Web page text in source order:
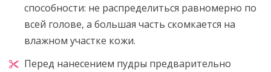
способности: не распределиться равномерно по
всей голове, а большая часть скомкается на
влажном участке кожи.
Перед нанесением пудры предварительно